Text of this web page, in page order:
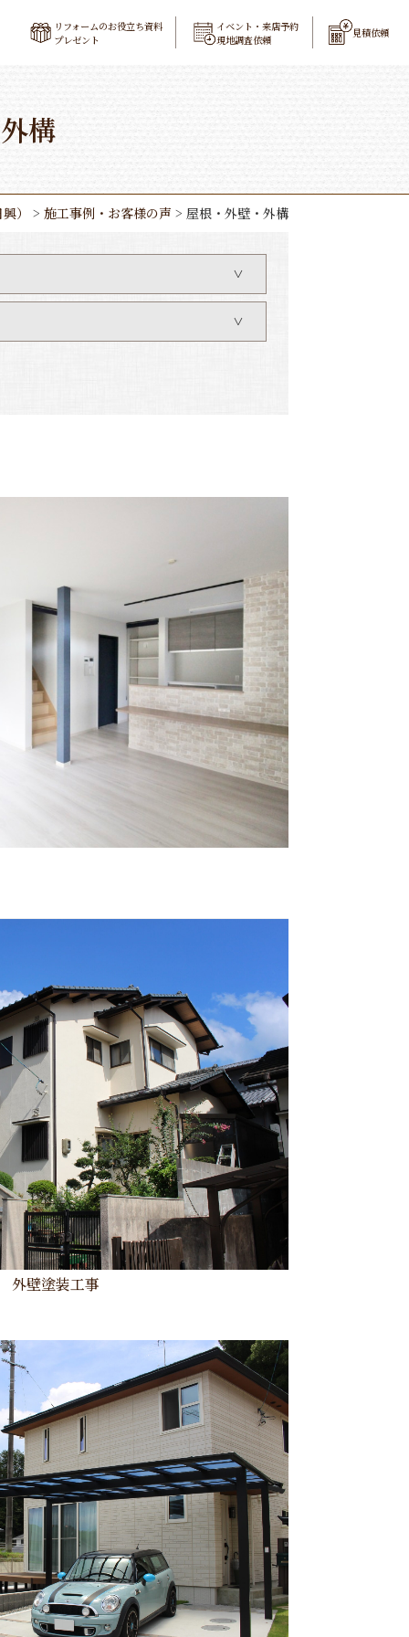
リフォームのお役立ち資料
プレゼント
イベント・来店予約
現地調査依頼
見積依頼
構
） > 施工事例・お客様の声 > 屋根・外壁・外構
壁塗装工事